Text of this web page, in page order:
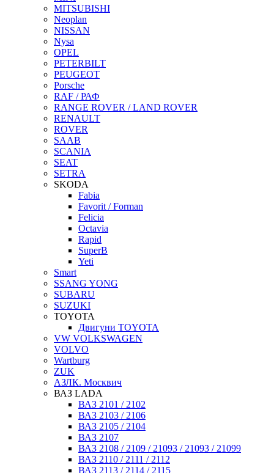
MITSUBISHI
Neoplan
NISSAN
Nysa
OPEL
PETERBILT
PEUGEOT
Porsche
RAF / РАФ
RANGE ROVER / LAND ROVER
RENAULT
ROVER
SAAB
SCANIA
SEAT
SETRA
SKODA
Fabia
Favorit / Forman
Felicia
Octavia
Rapid
SuperB
Yeti
Smart
SSANG YONG
SUBARU
SUZUKI
TOYOTA
Двигуни TOYOTA
VW VOLKSWAGEN
VOLVO
Wartburg
ZUK
АЗЛК. Москвич
ВАЗ LADA
ВАЗ 2101 / 2102
ВАЗ 2103 / 2106
ВАЗ 2105 / 2104
ВАЗ 2107
ВАЗ 2108 / 2109 / 21093 / 21093 / 21099
ВАЗ 2110 / 2111 / 2112
ВАЗ 2113 / 2114 / 2115